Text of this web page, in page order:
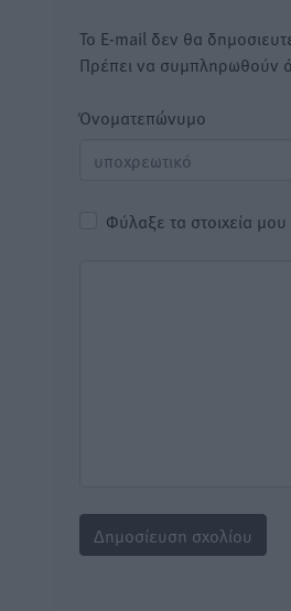
Το E-mail δεν θα
Πρέπει να συμπληρωθούν
Όνοματεπώνυμο
Φύλαξε τα στοιχεία